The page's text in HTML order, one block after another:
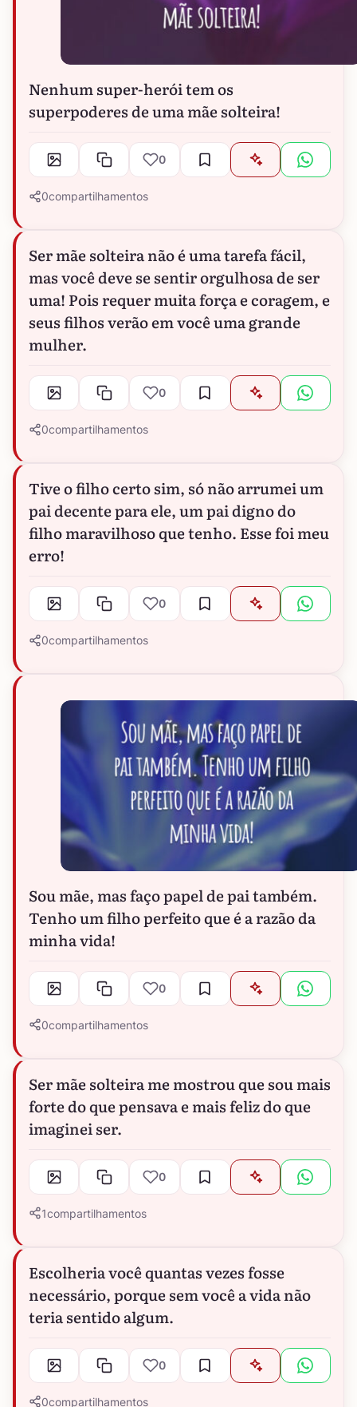
Nenhum super-herói tem os
superpoderes de uma mãe solteira!
0
0compartilhamentos
Ser mãe solteira não é uma tarefa fácil,
mas você deve se sentir orgulhosa de ser
uma! Pois requer muita força e coragem, e
seus filhos verão em você uma grande
mulher.
0
0compartilhamentos
Tive o filho certo sim, só não arrumei um
pai decente para ele, um pai digno do
filho maravilhoso que tenho. Esse foi meu
erro!
0
0compartilhamentos
Sou mãe, mas faço papel de pai também.
Tenho um filho perfeito que é a razão da
minha vida!
0
0compartilhamentos
Ser mãe solteira me mostrou que sou mais
forte do que pensava e mais feliz do que
imaginei ser.
0
1compartilhamentos
Escolheria você quantas vezes fosse
necessário, porque sem você a vida não
teria sentido algum.
0
0compartilhamentos